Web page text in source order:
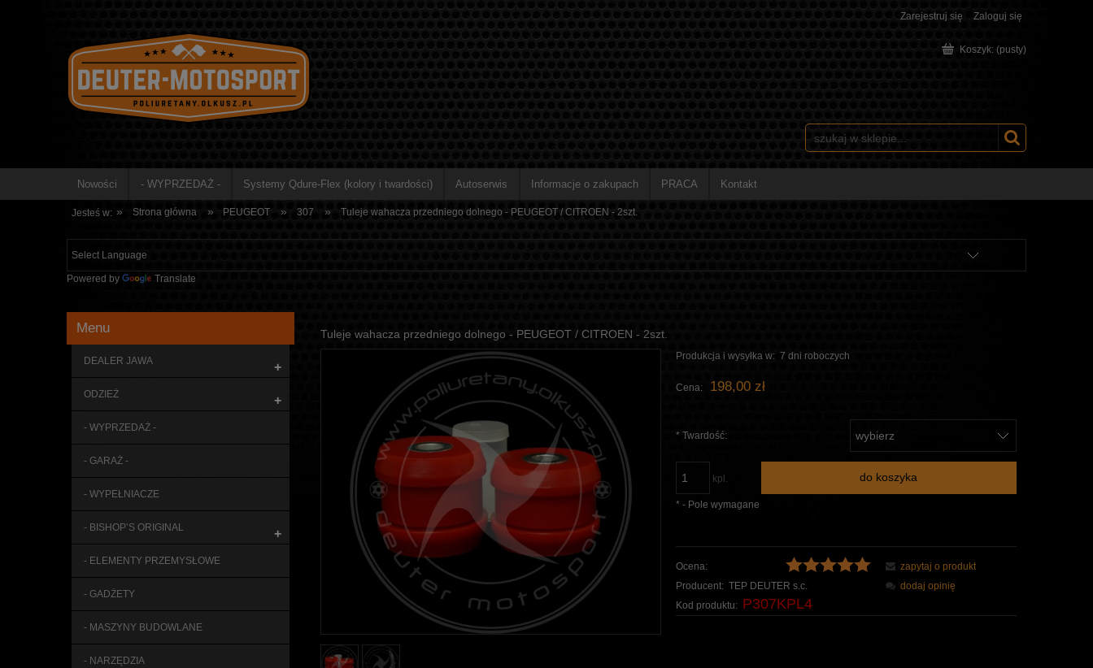
Zarejestruj się Zaloguj się
Koszyk: (pusty)
Nowości - WYPRZEDAŻ - Systemy Qdure-Flex (kolory i twardości) Autoserwis Informacje o zakupach PRACA Kontakt
Jesteś w: » Strona główna » PEUGEOT » 307 » Tuleje wahacza przedniego dolnego - PEUGEOT / CITROEN - 2szt.
Powered by Translate
Menu
DEALER JAWA +
ODZIEŻ +
- WYPRZEDAŻ -
- GARAŻ -
- WYPEŁNIACZE
- BISHOP’S ORIGINAL +
- ELEMENTY PRZEMYSŁOWE
- GADŻETY
- MASZYNY BUDOWLANE
- NARZĘDZIA
Tuleje wahacza przedniego dolnego - PEUGEOT / CITROEN - 2szt.
Produkcja i wysyłka w: 7 dni roboczych
Cena: 198,00 zł
* Twardość:
kpl. do koszyka
* - Pole wymagane
Ocena:
Producent: TEP DEUTER s.c.
Kod produktu: P307KPL4
zapytaj o produkt
dodaj opinię